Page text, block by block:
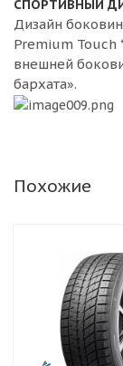
СПОРТИВНЫЙ
Дизайн
Premium Touch
внешней
бархата».
Похожие